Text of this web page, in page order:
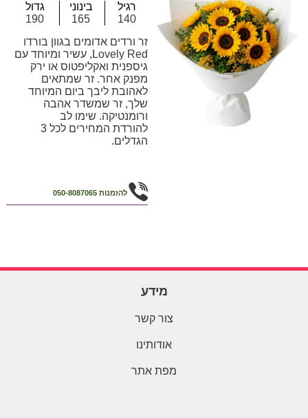
רגיל
140
בינוני
165
גדול
190
זר ורדים אדומים בגוון בורדו
Lovely Red, עשיר ומיוחד עם
גיספנית ואקליפטוס או ירק
מפנק אחר. זר שמתאים
לאהובת ליבך ביום המיוחד
שלך, זר שמשדר אהבה
ורומנטיקה. שימו לב
להורדת המחירים לכל 3
הגדלים.
להזמנות 050-8087065
מידע
צור קשר
אודותינו
מפת אתר